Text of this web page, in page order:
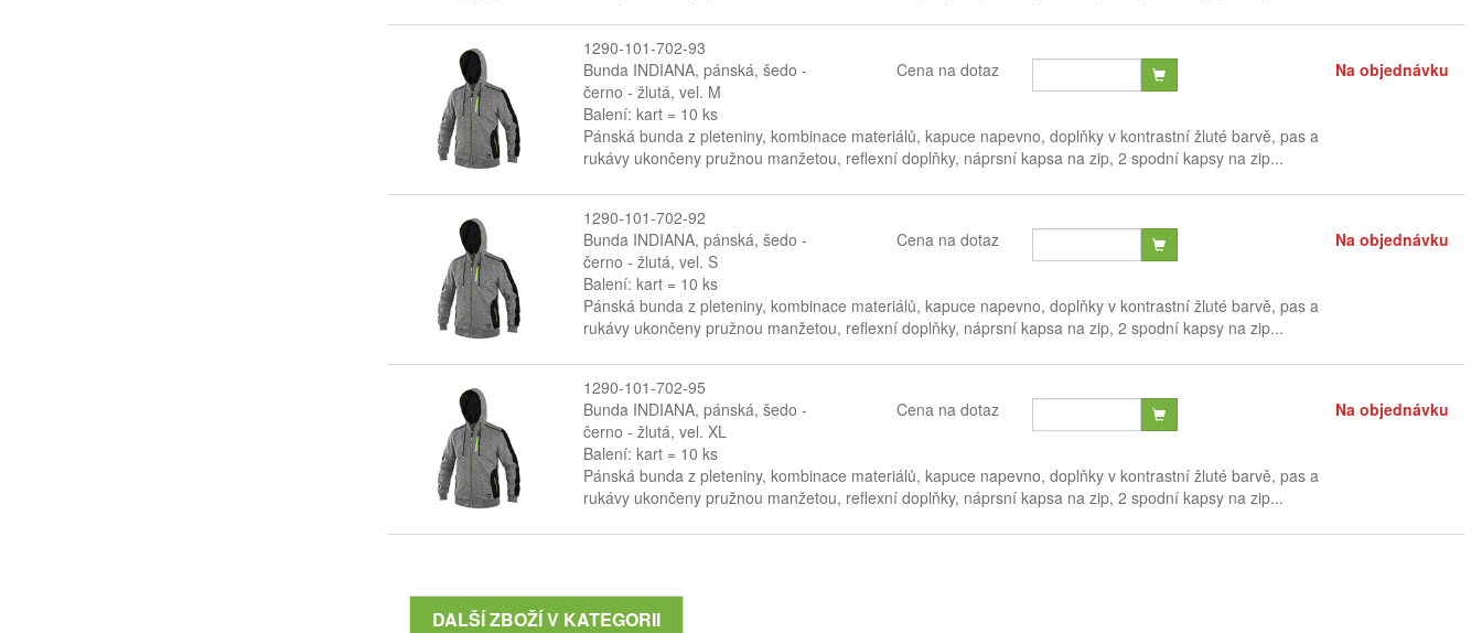
1290-101-702-93
Bunda INDIANA, pánská, šedo -
černo - žlutá, vel. M
Balení: kart = 10 ks
Cena na dotaz Na objednávku
Pánská bunda z pleteniny, kombinace materiálů, kapuce napevno, doplňky v kontrastní žluté barvě, pas a
rukávy ukončeny pružnou manžetou, reflexní doplňky, náprsní kapsa na zip, 2 spodní kapsy na zip...
1290-101-702-92
Bunda INDIANA, pánská, šedo -
černo - žlutá, vel. S
Balení: kart = 10 ks
Cena na dotaz Na objednávku
Pánská bunda z pleteniny, kombinace materiálů, kapuce napevno, doplňky v kontrastní žluté barvě, pas a
rukávy ukončeny pružnou manžetou, reflexní doplňky, náprsní kapsa na zip, 2 spodní kapsy na zip...
1290-101-702-95
Bunda INDIANA, pánská, šedo -
černo - žlutá, vel. XL
Balení: kart = 10 ks
Cena na dotaz Na objednávku
Pánská bunda z pleteniny, kombinace materiálů, kapuce napevno, doplňky v kontrastní žluté barvě, pas a
rukávy ukončeny pružnou manžetou, reflexní doplňky, náprsní kapsa na zip, 2 spodní kapsy na zip...
DALŠÍ ZBOŽÍ V KATEGORII